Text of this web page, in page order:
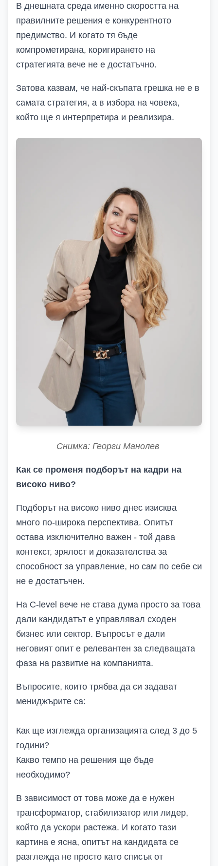
В днешната среда именно скоростта на
правилните решения е конкурентното
предимство. И когато тя бъде
компрометирана, коригирането на
стратегията вече не е достатъчно.
Затова казвам, че най-скъпата грешка не е в
самата стратегия, а в избора на човека,
който ще я интерпретира и реализира.
Снимка: Георги Манолев
Как се променя подборът на кадри на
високо ниво?
Подборът на високо ниво днес изисква
много по-широка перспектива. Опитът
остава изключително важен - той дава
контекст, зрялост и доказателства за
способност за управление, но сам по себе си
не е достатъчен.
На C-level вече не става дума просто за това
дали кандидатът е управлявал сходен
бизнес или сектор. Въпросът е дали
неговият опит е релевантен за следващата
фаза на развитие на компанията.
Въпросите, които трябва да си задават
мениджърите са:
Как ще изглежда организацията след 3 до 5
години?
Какво темпо на решения ще бъде
необходимо?
В зависимост от това може да е нужен
трансформатор, стабилизатор или лидер,
който да ускори растежа. И когато тази
картина е ясна, опитът на кандидата се
разглежда не просто като списък от